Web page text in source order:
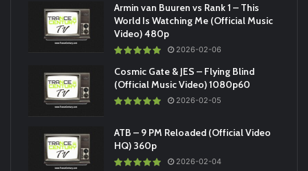
Armin van Buuren vs Rank 1 – This
World Is Watching Me (Official Music
Video) 480p
2026-02-06
Cosmic Gate & JES – Flying Blind
(Official Music Video) 1080p60
2026-02-05
ATB – 9 PM Reloaded (Official Video
HQ) 360p
2026-02-04